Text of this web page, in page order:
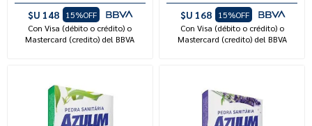
$U 148
15%OFF
Con Visa (débito o crédito) o
Mastercard (credito) del BBVA
$U 168
15%OFF
Con Visa (débito o crédito) o
Mastercard (credito) del BBVA